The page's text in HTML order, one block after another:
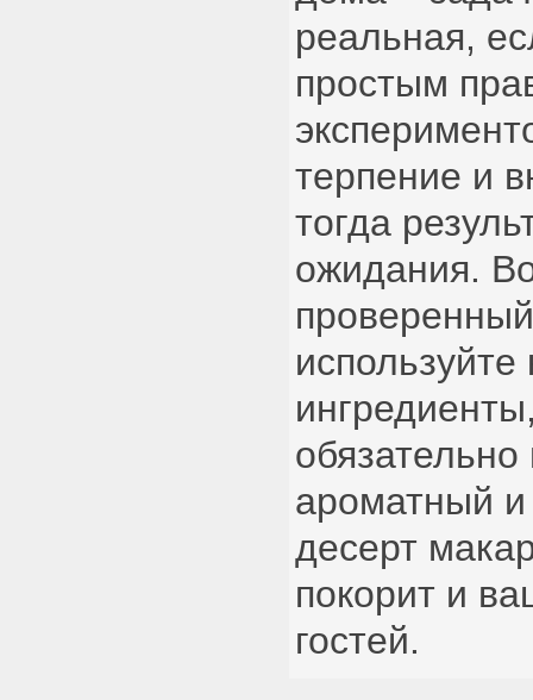
реальная,
простым
терпение и
тогда
ожидания.
ароматный
десерт
покорит и
гостей.